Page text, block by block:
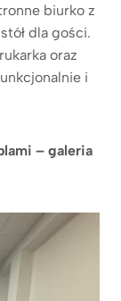
biurko z
dla gości.
oraz
i
– galeria